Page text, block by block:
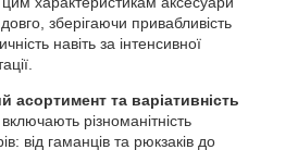
зберігаючи привабливість
навіть за інтенсивної
асортимент та варіативність
включають різноманітність
від гаманців та рюкзаків до